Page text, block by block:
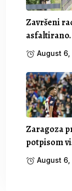
Završeni
asfaltirano.
August 6,
Zaragoza
potpisom
August 6,